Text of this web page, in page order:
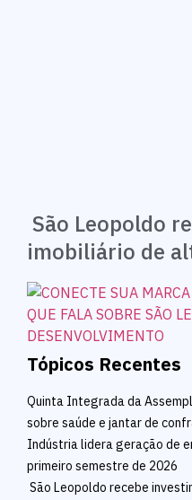
São Leopoldo
imobiliário de
Tópicos Recentes
Quinta Integrada da
sobre saúde e jantar de
Indústria lidera geração de
primeiro semestre de 2026
São Leopoldo recebe